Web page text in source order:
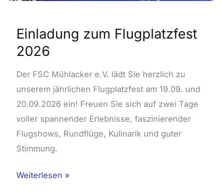
Einladung zum Flugplatzfest
2026
Der FSC Mühlacker e.V. lädt Sie herzlich zu
unserem jährlichen Flugplatzfest am 19.09. und
20.09.2026 ein! Freuen Sie sich auf zwei Tage
voller spannender Erlebnisse, faszinierender
Flugshows, Rundflüge, Kulinarik und guter
Stimmung.
Weiterlesen »